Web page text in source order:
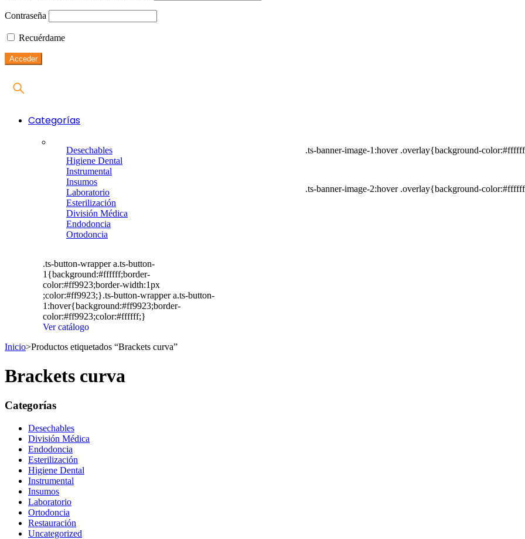
Contraseña
Recuérdame
Categorías
Desechables
Higiene Dental
Instrumental
Insumos
Laboratorio
Esterilización
División Médica
Endodoncia
Ortodoncia
.ts-button-wrapper a.ts-button-
1{background:#ffffff;border-
color:#ff9923;border-width:1px
;color:#ff9923;}.ts-button-wrapper a.ts-button-
1:hover{background:#ff9923;border-
color:#ff9923;color:#ffffff;}
Ver catálogo
.ts-banner-image-1:hover .overlay{background-
.ts-banner-image-2:hover .overlay{background-
Inicio>Productos etiquetados “Brackets curva”
Brackets curva
Categorías
Desechables
División Médica
Endodoncia
Esterilización
Higiene Dental
Instrumental
Insumos
Laboratorio
Ortodoncia
Restauración
Uncategorized